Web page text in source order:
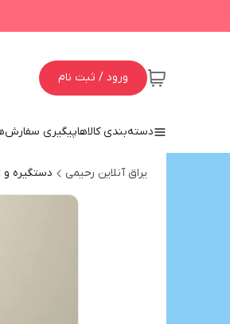
ورود / ثبت نام
دسته‌بندی کالاهاپیگیری سفارش
یراق آنلاین رحیمی دستگیره و